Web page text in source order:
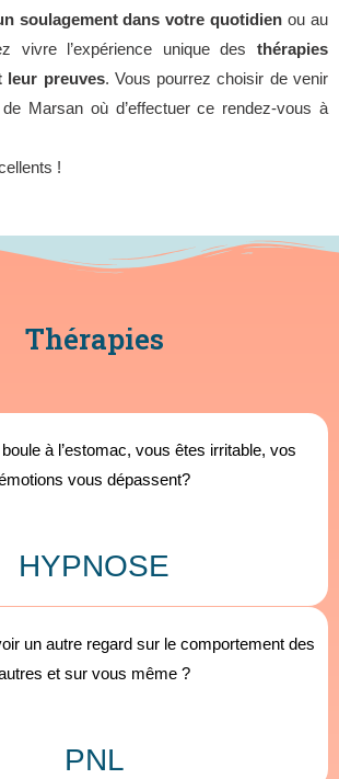
soulagement dans votre quotidien ou au
vivre l’expérience unique des thérapies
leur preuves. Vous pourrez choisir de venir
Marsan où d’effectuer ce rendez-vous à
!
Thérapies
à l’estomac, vous êtes irritable, vos
vous dépassent?
HYPNOSE
un autre regard sur le comportement des
et sur vous même ?
PNL